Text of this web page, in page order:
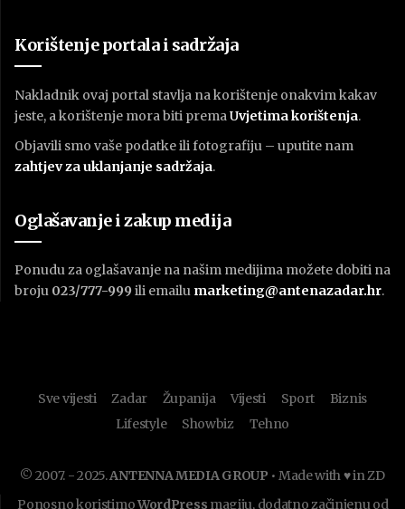
Korištenje portala i sadržaja
Nakladnik ovaj portal stavlja na korištenje onakvim kakav
jeste, a korištenje mora biti prema Uvjetima korištenja.
Objavili smo vaše podatke ili fotografiju – uputite nam
zahtjev za uklanjanje sadržaja.
Oglašavanje i zakup medija
Ponudu za oglašavanje na našim medijima možete dobiti na
broju 023/777-999 ili emailu marketing@antenazadar.hr.
Sve vijesti Zadar Županija Vijesti Sport
Biznis
Lifestyle
Showbiz Tehno
© 2007. - 2025.ANTENNA MEDIA GROUP • Made with ♥ in ZD
Ponosno koristimoWordPress magiju, dodatno začinjenu od